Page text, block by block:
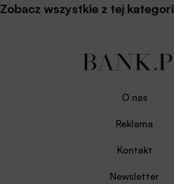
Zobacz wszystkie z tej
O nas
Reklama
Kontakt
Newsletter